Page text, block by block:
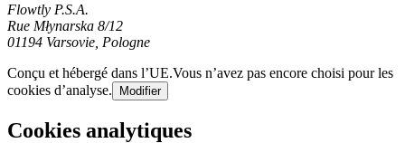
Flowtly P.S.A.
Rue Młynarska 8/12
01194 Varsovie, Pologne
Conçu et hébergé dans l’UE.Vous n’avez pas encore choisi pour les
cookies d’analyse.
Modifier
Cookies analytiques